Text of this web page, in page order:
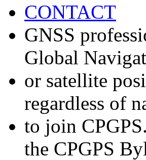
CONTACT
GNSS
Global
or satellite
regardless of
to join
the CPGPS